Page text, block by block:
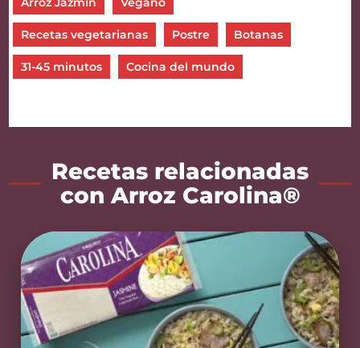
Recetas vegetarianas Postre Botanas
31-45 minutos Cocina del mundo
Recetas relacionadas
con Arroz Carolina®